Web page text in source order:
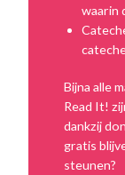
waarin
Bijna alle
Read It!
dankzij
gratis
steunen?